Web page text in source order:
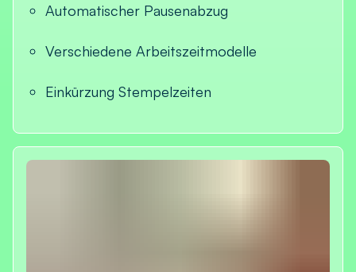
Automatischer Pausenabzug
Verschiedene Arbeitszeitmodelle
Einkürzung Stempelzeiten